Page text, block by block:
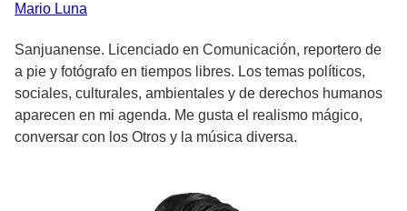
Mario Luna
Sanjuanense. Licenciado en Comunicación, reportero de
a pie y fotógrafo en tiempos libres. Los temas políticos,
sociales, culturales, ambientales y de derechos humanos
aparecen en mi agenda. Me gusta el realismo mágico,
conversar con los Otros y la música diversa.